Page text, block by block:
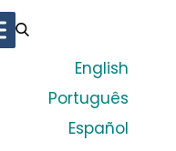
English
Português
Español